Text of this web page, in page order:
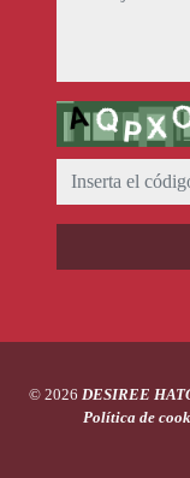
Captcha
© 2026 DESIREE
Política de